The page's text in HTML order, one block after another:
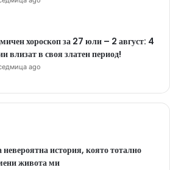
хороскоп за 27 юли – 2 август: 4
влизат в своя златен период!
ago
невероятна история, която тотално
живота ми